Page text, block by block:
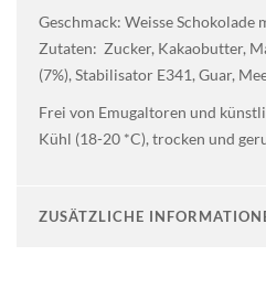
Geschmack: Weisse Schokolade
Zutaten: Zucker, Kakaobutter,
(7%), Stabilisator E341, Guar,
Frei von Emugaltoren und
Kühl (18-20 *C), trocken und
ZUSÄTZLICHE